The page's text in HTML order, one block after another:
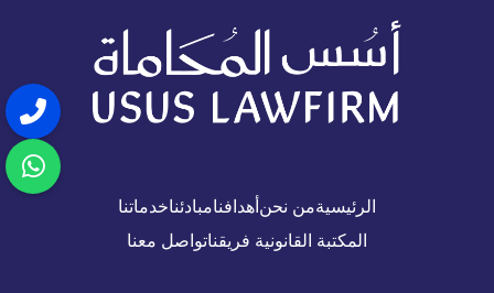
الرئيسيةمن نحنأهدافنامبادئناخدماتنا
المكتبة القانونية فريقناتواصل معنا